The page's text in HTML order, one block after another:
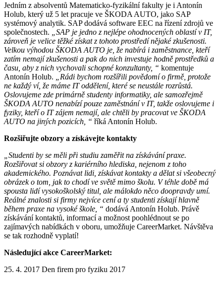
Jedním z absolventů Matematicko-fyzikální fakulty je i Antonín
Holub, který už 5 let pracuje ve ŠKODA AUTO, jako SAP
systémový analytik. SAP dodává software EEC na řízení zdrojů ve
společnostech.
„SAP je jedno z nejlépe ohodnocených oblastí v IT,
zároveň je velice těžké získat z tohoto prostředí nějaké zkušenosti.
Velkou výhodou ŠKODA AUTO je, že nabírá i zaměstnance, kteří
zatím nemají zkušenosti a pak do nich investuje hodně prostředků a
času, aby z nich vychovali schopné konzultanty, “ komentuje
Antonín Holub.
„Rádi bychom rozšířili povědomí o firmě, protože
ne každý ví, že máme IT oddělení, které se neustále rozrůstá.
Oslovujeme zde primárně studenty informatiky, ale samozřejmě
ŠKODA AUTO nenabízí pouze zaměstnání v IT, takže oslovujeme i
fyziky, kteří o IT zájem nemají, ale chtěli by pracovat ve ŠKODA
AUTO na jiných pozicích, “ říká Antonín Holub.
Rozšiřujte obzory a získávejte kontakty
„Studenti by se měli při studiu zaměřit na získávání praxe.
Rozšiřovat si obzory z kariérního hlediska, nejenom z toho
akademického. Poznávat lidi, získávat kontakty a dělat si všeobecný
obrázek o tom, jak to chodí ve světě mimo školu. V téhle době má
spousta lidí vysokoškolský titul, ale málokdo něco doopravdy umí.
Reálné znalosti si firmy nejvíce cení a ty studenti získají hlavně
během praxe na vysoké škole, “ dodává Antonín Holub. Právě
získávání kontaktů, informací a možnost poohlédnout se po
zajímavých nabídkách v oboru, umožňuje CareerMarket. Návštěva
se tak rozhodně vyplatí!
Následující akce CareerMarket:
25. 4. 2017 Den firem pro fyziku 2017